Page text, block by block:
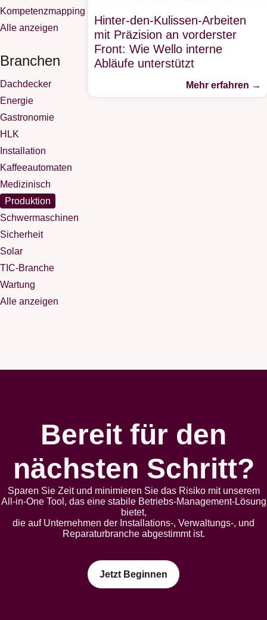
Kompetenzmapping
Alle anzeigen
Branchen
Dachdecker
Energie
Gastronomie
HLK
Installation
Kaffeeautomaten
Medizinisch
Produktion
Schwermaschinen
Sicherheit
Solar
TIC-Branche
Wartung
Alle anzeigen
Hinter-den-Kulissen-Arbeiten
mit Präzision an vorderster
Front: Wie Wello interne
Abläufe unterstützt
Mehr erfahren →
Bereit für den
nächsten Schritt?
Sparen Sie Zeit und minimieren Sie das Risiko mit unserem
All-in-One Tool, das eine stabile Betriebs-Management-Lösung
bietet,
die auf Unternehmen der Installations-, Verwaltungs-, und
Reparaturbranche abgestimmt ist.
Jetzt Beginnen